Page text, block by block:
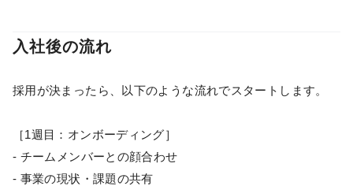
入社後の流れ
採用が決まったら、以下のような流れでスタートします。
［1週目：オンボーディング］
- チームメンバーとの顔合わせ
- 事業の現状・課題の共有